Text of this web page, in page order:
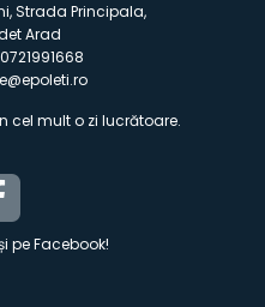
Strada Principala,
Arad
cel mult o zi lucrătoare.
pe Facebook!